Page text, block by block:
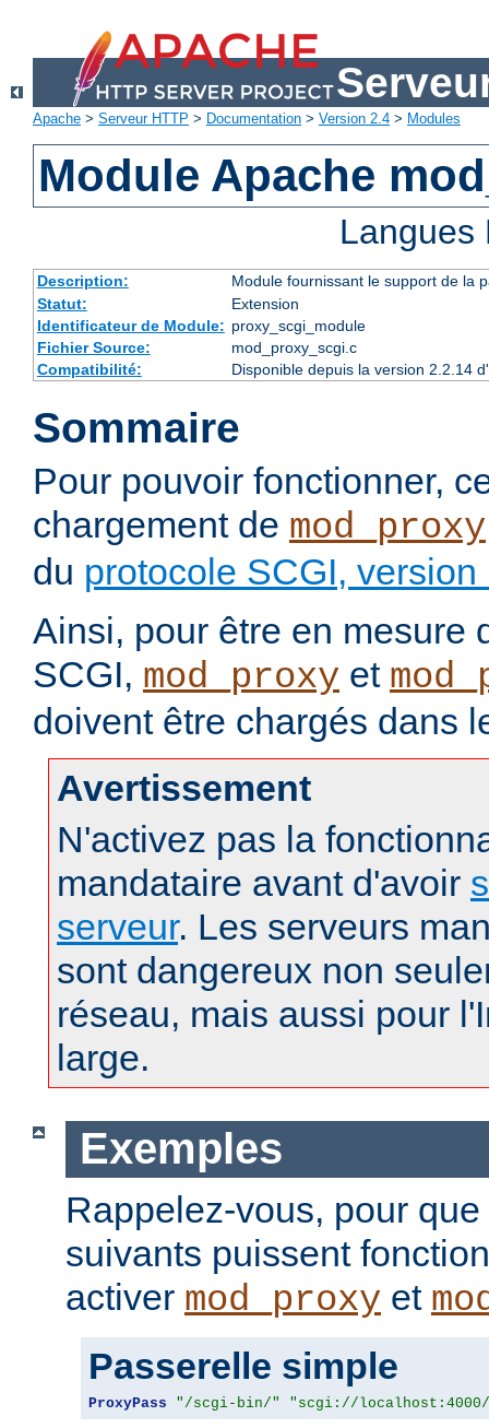
Apache > Serveur HTTP > Documentation > Version 2.4 > Modules
Module Apache
Description:
Module fournissant le support de la
Statut:
Extension
Identificateur de Module: proxy_scgi_module
Fichier Source:
mod_proxy_scgi.c
Compatibilité:
Disponible depuis la version 2.2.14
Sommaire
Pour pouvoir fonctionner,
chargement de mod_proxy
du protocole SCGI, version
Ainsi, pour être en mesure
SCGI, mod_proxy et
doivent être chargés dans
Avertissement
N'activez pas la
mandataire avant d'avoir
serveur. Les serveurs
sont dangereux non
réseau, mais aussi pour
large.
Exemples
Rappelez-vous, pour
suivants puissent
activer mod_proxy et
Passerelle simple
ProxyPass "/scgi-bin/" "scgi://